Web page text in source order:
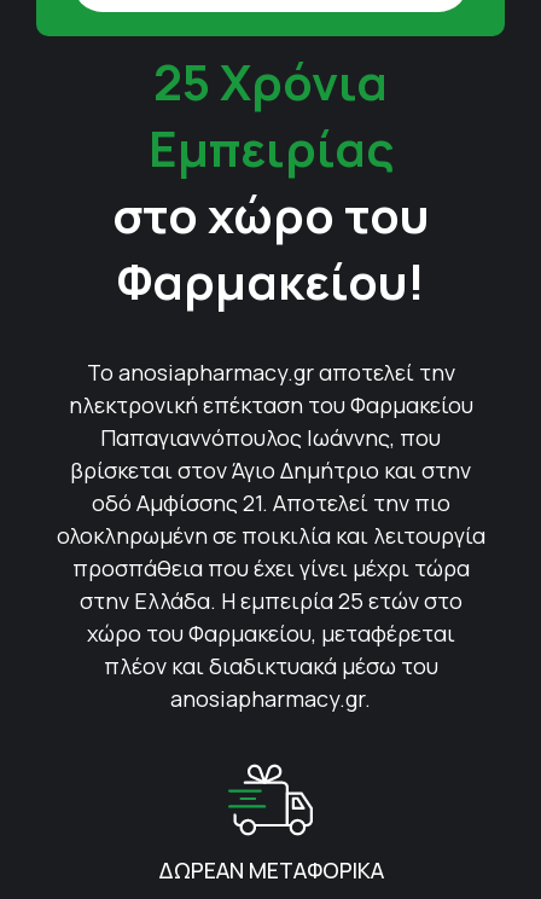
25 Χρόνια
Εμπειρίας
στο χώρο του
Φαρμακείου!
Το anosiapharmacy.gr αποτελεί την
ηλεκτρονική επέκταση του Φαρμακείου
Παπαγιαννόπουλος Ιωάννης, που
βρίσκεται στον Άγιο Δημήτριο και στην
οδό Αμφίσσης 21. Αποτελεί την πιο
ολοκληρωμένη σε ποικιλία και λειτουργία
προσπάθεια που έχει γίνει μέχρι τώρα
στην Ελλάδα. Η εμπειρία 25 ετών στο
χώρο του Φαρμακείου, μεταφέρεται
πλέον και διαδικτυακά μέσω του
anosiapharmacy.gr.
ΔΩΡΕΑΝ ΜΕΤΑΦΟΡΙΚΑ